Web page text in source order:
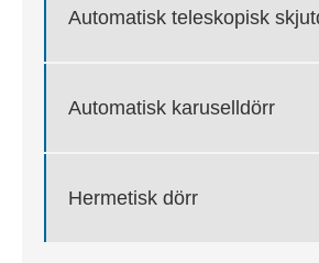
Automatisk teleskopisk
Automatisk karuselldörr
Hermetisk dörr